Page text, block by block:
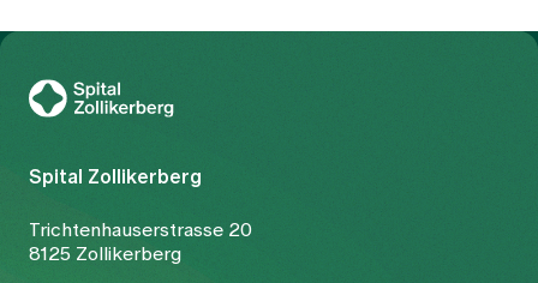
Spital Zollikerberg
Trichtenhauserstrasse 20
8125 Zollikerberg